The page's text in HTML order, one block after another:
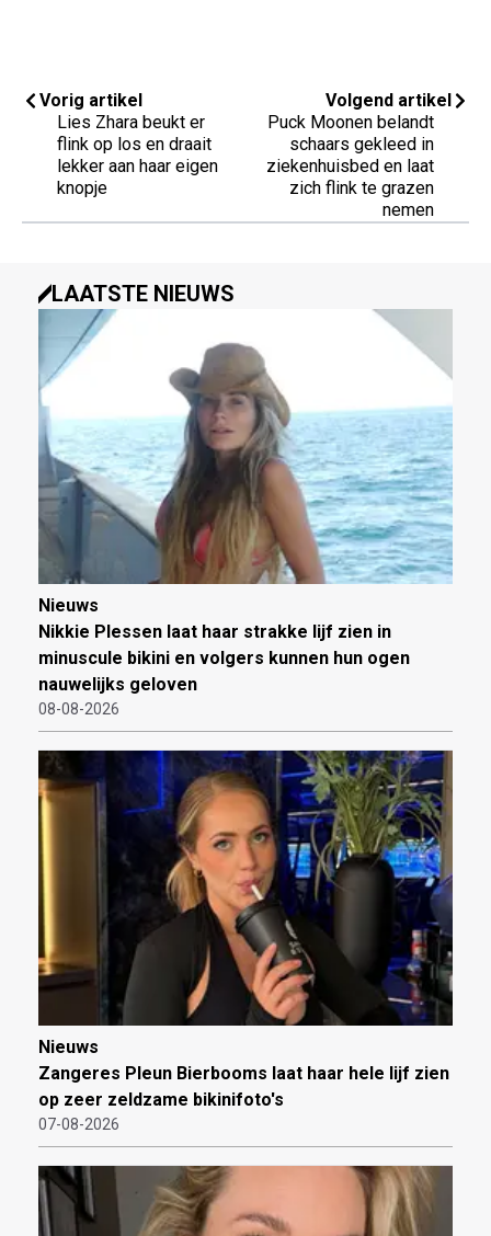
Vorig artikel
Lies Zhara beukt er
flink op los en draait
lekker aan haar eigen
knopje
Volgend artikel
Puck Moonen belandt
schaars gekleed in
ziekenhuisbed en laat
zich flink te grazen
nemen
LAATSTE NIEUWS
Nieuws
Nikkie Plessen laat haar strakke lijf zien in
minuscule bikini en volgers kunnen hun ogen
nauwelijks geloven
08-08-2026
Nieuws
Zangeres Pleun Bierbooms laat haar hele lijf zien
op zeer zeldzame bikinifoto's
07-08-2026